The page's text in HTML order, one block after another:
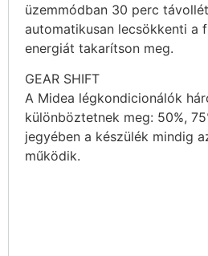
üzemmódban 30 perc
automatikusan lecsökkenti a
energiát takarítson meg.
GEAR SHIFT
A Midea légkondicionálók
különböztetnek meg: 50%,
jegyében a készülék mindig
működik.